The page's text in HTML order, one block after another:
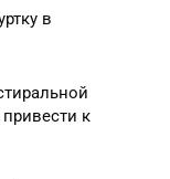
в
к